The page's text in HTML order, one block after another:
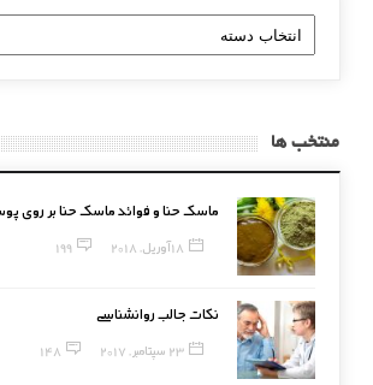
دسته
بندی
منتخب ها
ماسک حنا و فوائد ماسک حنا بر روی
18 آوریل, 2018 199
نکات جالب روانشناسی
23 سپتامبر, 2017 148